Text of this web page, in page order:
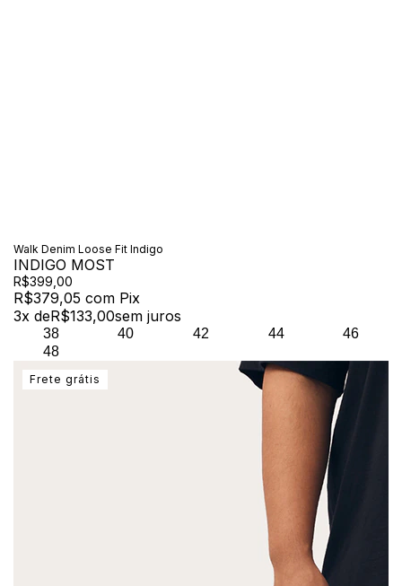
Walk Denim Loose Fit Indigo
INDIGO MOST
R$399,00
R$379,05 com Pix
3x deR$133,00sem juros
38 40 42 44
46
48
Frete grátis